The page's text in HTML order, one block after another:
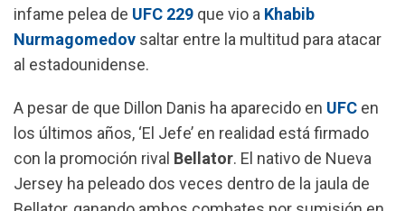
infame pelea de UFC 229 que vio a Khabib
Nurmagomedov saltar entre la multitud para atacar
al estadounidense.
A pesar de que Dillon Danis ha aparecido en UFC en
los últimos años, ‘El Jefe’ en realidad está firmado
con la promoción rival Bellator. El nativo de Nueva
Jersey ha peleado dos veces dentro de la jaula de